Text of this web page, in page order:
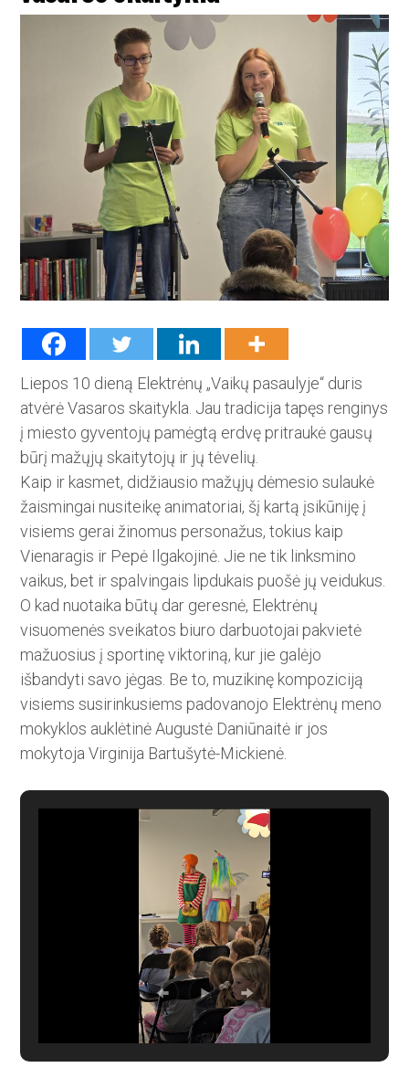
Liepos 10 dieną Elektrėnų „Vaikų pasaulyje“ duris
atvėrė Vasaros skaitykla. Jau tradicija tapęs­ renginys
į miesto gyventojų pa­mėgtą erdvę pritraukė gausų
būrį mažųjų skaitytojų ir jų tėvelių.
Kaip ir kasmet, didžiausio mažų­jų dėmesio sulaukė
žaismingai nusiteikę animatoriai, šį kartą įsikūniję į
visiems gerai žinomus personažus, tokius kaip
Vienaragis ir Pepė Ilgakojinė. Jie ne tik linksmino
vaikus, bet ir spalvingais lipdukais puo­šė jų veidukus.
O kad nuotaika būtų dar geresnė, Elektrėnų
visuomenės sveikatos biuro darbuotojai pakvietė
mažuosius į sportinę viktoriną, kur jie galėjo
išbandyti savo jėgas. Be to, muzikinę kompoziciją
visiems susirinkusiems padovanojo Elektrėnų meno
mokyklos auklėtinė Augustė Daniūnaitė ir jos
mokytoja Virginija Bartušytė-Mickienė.